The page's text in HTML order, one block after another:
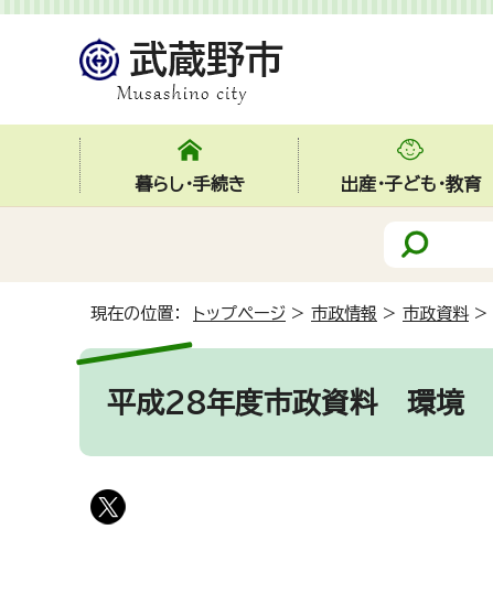
暮らし・手続き 出産・子ども・教育
現在の位置： トップページ > 市政情報 > 市政資料 >
平成28年度市政資料 環境